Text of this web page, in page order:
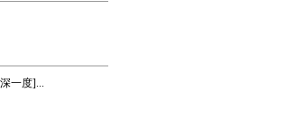
一度]...